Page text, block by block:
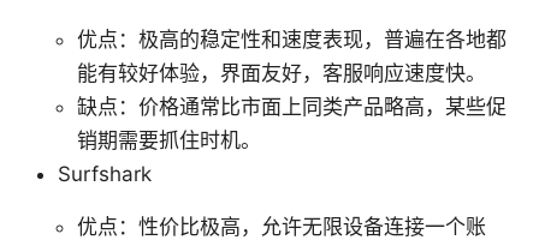
优点：极高的稳定性和速度表现，普遍在各地都
能有较好体验，界面友好，客服响应速度快。
缺点：价格通常比市面上同类产品略高，某些促
销期需要抓住时机。
Surfshark
优点：性价比极高，允许无限设备连接一个账